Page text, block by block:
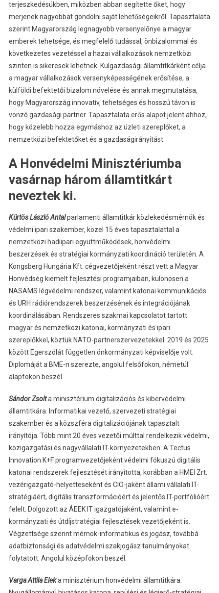
terjeszkedésükben, miközben abban segítette őket, hogy
merjenek nagyobbat gondolni saját lehetőségeikről. Tapasztalata
szerint Magyarország legnagyobb versenyelőnye a magyar
emberek tehetsége, és megfelelő tudással, önbizalommal és
következetes vezetéssel a hazai vállalkozások nemzetközi
szinten is sikeresek lehetnek. Külgazdasági államtitkárként célja
a magyar vállalkozások versenyképességének erősítése, a
külföldi befektetői bizalom növelése és annak megmutatása,
hogy Magyarország innovatív, tehetséges és hosszú távon is
vonzó gazdasági partner. Tapasztalata erős alapot jelent ahhoz,
hogy közelebb hozza egymáshoz az üzleti szereplőket, a
nemzetközi befektetőket és a gazdaságirányítást.
A Honvédelmi Minisztériumba
vasárnap három államtitkárt
neveztek ki.
Kürtös László Antalparlamenti államtitkár közlekedésmérnök és
védelmi ipari szakember, közel 15 éves tapasztalattal a
nemzetközi hadiipari együttműködések, honvédelmi
beszerzések és stratégiai kormányzati koordináció területén. A
Kongsberg Hungária Kft. cégvezetőjeként részt vett a Magyar
Honvédség kiemelt fejlesztési programjaiban, különösen a
NASAMS légvédelmi rendszer, valamint katonai kommunikációs
és URH rádiórendszerek beszerzésének és integrációjának
koordinálásában. Rendszeres szakmai kapcsolatot tartott
magyar és nemzetközi katonai, kormányzati és ipari
szereplőkkel, köztük NATO-partnerszervezetekkel. 2019 és 2025
között Egerszólát független önkormányzati képviselője volt.
Diplomáját a BME-n szerezte, angolul felsőfokon, németül
alapfokon beszél.
Sándor Zsolta minisztérium digitalizációs és kibervédelmi
államtitkára. Informatikai vezető, szervezeti stratégiai
szakember és a közszféra digitalizációjának tapasztalt
irányítója. Több mint 20 éves vezetői múlttal rendelkezik védelmi,
közigazgatási és nagyvállalati IT-környezetekben. A Tectus
Innovation K+F programvezetőjeként védelmi fókuszú digitális
katonai rendszerek fejlesztését irányította, korábban a HMEI Zrt.
vezérigazgató-helyetteseként és CIO-jaként állami vállalati IT-
stratégiáért, digitális transzformációért és jelentős IT-portfólióért
felelt. Dolgozott az ÁEEK IT igazgatójaként, valamint e-
kormányzati és útdíjstratégiai fejlesztések vezetőjeként is.
Végzettsége szerint mérnök-informatikus és jogász, továbbá
adatbiztonsági és adatvédelmi szakjogász tanulmányokat
folytatott. Angolul középfokon beszél.
Varga Attila Eleka minisztérium honvédelmi államtitkára.